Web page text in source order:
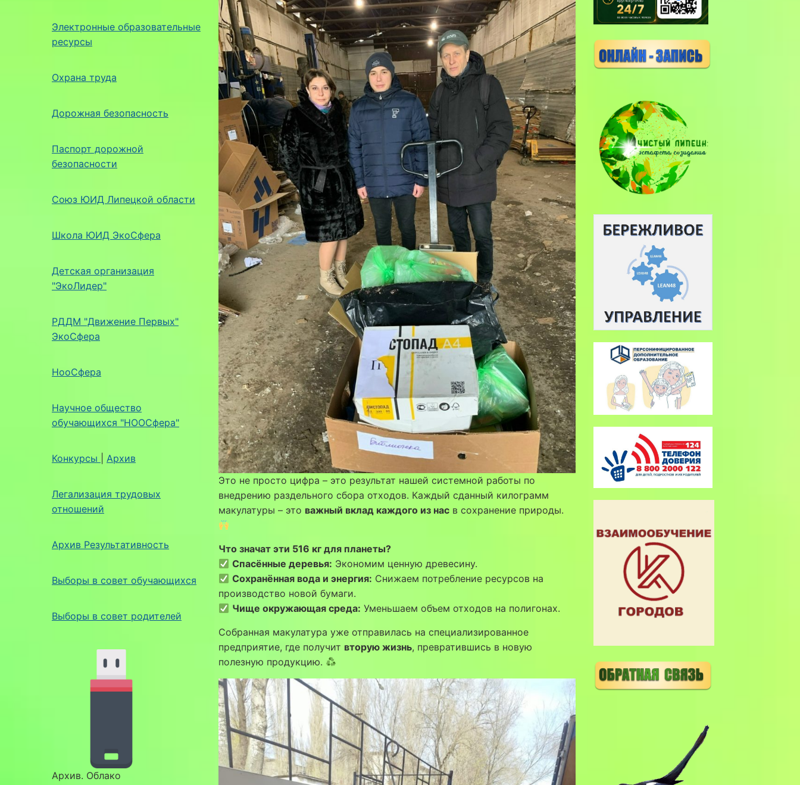
Электронные образовательные
ресурсы
Охрана труда
Дорожная безопасность
Паспорт дорожной
безопасности
Союз ЮИД Липецкой области
Школа ЮИД ЭкоСфера
Детская организация
"ЭкоЛидер"
РДДМ "Движение Первых"
ЭкоСфера
НооСфера
Научное общество
обучающихся "НООСфера"
Конкурсы Архив
Легализация трудовых
отношений
Архив Результативность
Выборы в совет обучающихся
Выборы в совет родителей
Архив. Облако
Это не просто цифра – это результат нашей системной работы по
внедрению раздельного сбора отходов. Каждый сданный килограмм
макулатуры – это важный вклад каждого из нас в сохранение природы.
Что значат эти 516 кг для планеты?
Спасённые деревья: Экономим ценную древесину.
Сохранённая вода и энергия: Снижаем потребление ресурсов на
производство новой бумаги.
Чище окружающая среда: Уменьшаем объем отходов на полигонах.
Собранная макулатура уже отправилась на специализированное
предприятие, где получит вторую жизнь, превратившись в новую
полезную продукцию.